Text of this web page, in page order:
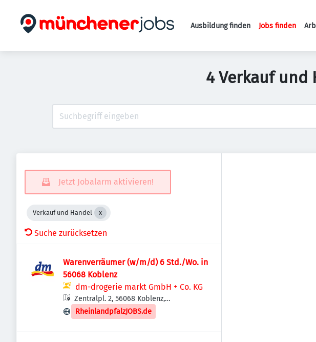
Ausbildung finden Jobs finden
4 Verkauf und
Jetzt Jobalarm aktivieren!
Verkauf und Handel
Suche zurücksetzen
Warenverräumer (w/m/d) 6 Std./Wo. in
56068 Koblenz
dm-drogerie markt GmbH + Co. KG
Zentralpl. 2, 56068 Koblenz,
Deutschland
RheinlandpfalzJOBS.de